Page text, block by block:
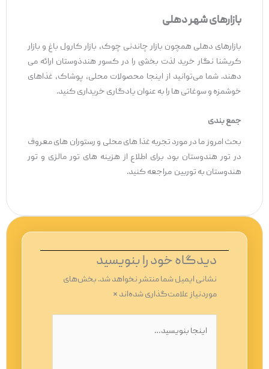
بازارهای شهر دهلی
بازارهای دهلی همچون بازار چاندنی چوک، بازار کارول باغ و بازار
کریشنا نگار خرید لذت بخشی را در کسور هندذوستان ارائه می
‌دهند. شما می‌توانید از اینجا محصولات محلی، پوشاک، غذاهای
خوشمزه و سوغاتی ‌ها را به عنوان یادگاری خریداری کنید.
جمع بندی
بحث امروز ما در مورد تجربه غذا های محلی و رستوران های معروف
در تور هندوستان بود برای اطلاع از هزینه های تور مالزی و تور
هندوستان به توربین مراجعه کنید.
دیدگاه‌ خود را بنویسید
نشانی ایمیل شما منتشر نخواهد شد.بخش‌های
موردنیاز علامت‌گذاری شده‌اند*
بنویسید…